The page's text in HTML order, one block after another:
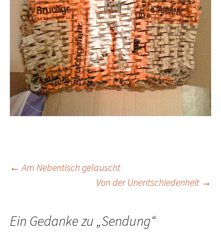
Beitrags-
← Am Nebentisch gelauscht
Von der Unentschiedenheit →
Ein Gedanke zu „Sendung“